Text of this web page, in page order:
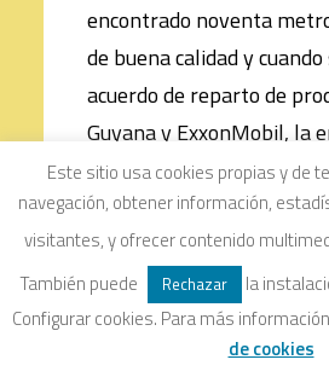
encontrado noventa
de buena calidad y
acuerdo de reparto de
Guyana y ExxonMobil, la
quedó con el 75 % de las
petróleo para recuperar
resto lo repartió en partes
Guyana. Además, el
Acuerdo de Estabilidad
Gobierno no podrá
Este sitio usa cookies propias y de
navegación, obtener información,
visitantes, y ofrecer contenido
También puede
Rechazar
la
Configurar cookies. Para más
de cookies